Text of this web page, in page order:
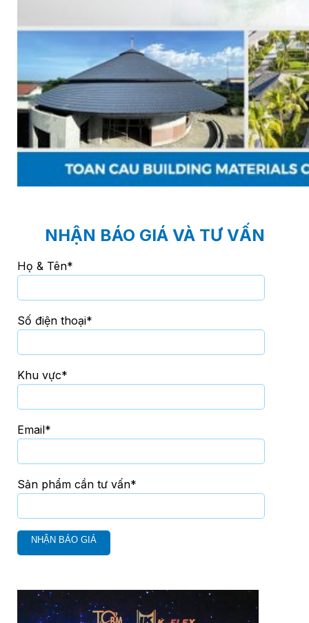
NHẬN BÁO GIÁ VÀ TƯ VẤN
Họ & Tên*
Số điện thoại*
Khu vực*
Email*
Sản phẩm cần tư vấn*